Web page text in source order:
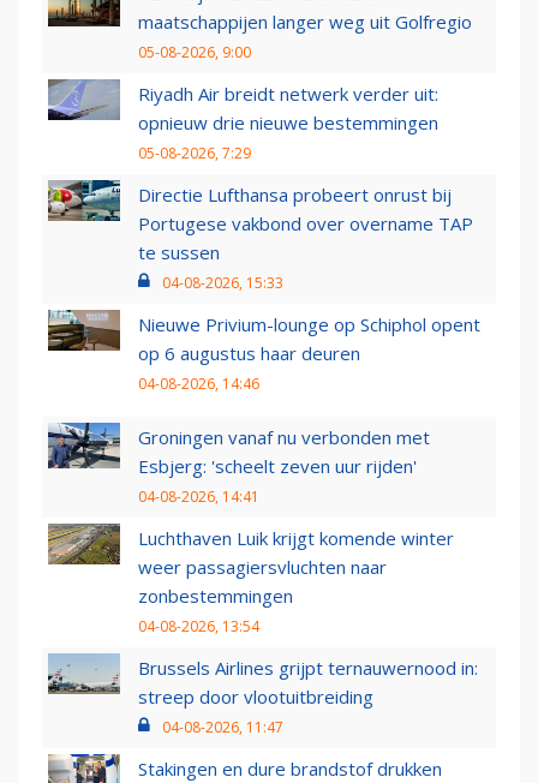
maatschappijen langer weg uit Golfregio
05-08-2026, 9:00
Riyadh Air breidt netwerk verder uit:
opnieuw drie nieuwe bestemmingen
05-08-2026, 7:29
Directie Lufthansa probeert onrust bij
Portugese vakbond over overname TAP
te sussen
04-08-2026, 15:33
Nieuwe Privium-lounge op Schiphol opent
op 6 augustus haar deuren
04-08-2026, 14:46
Groningen vanaf nu verbonden met
Esbjerg: 'scheelt zeven uur rijden'
04-08-2026, 14:41
Luchthaven Luik krijgt komende winter
weer passagiersvluchten naar
zonbestemmingen
04-08-2026, 13:54
Brussels Airlines grijpt ternauwernood in:
streep door vlootuitbreiding
04-08-2026, 11:47
Stakingen en dure brandstof drukken